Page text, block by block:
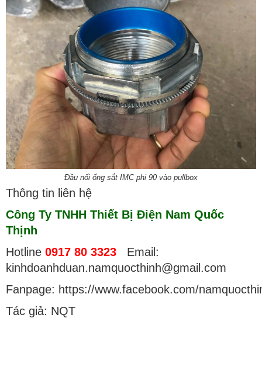
Đầu nối ống sắt IMC phi 90 vào pullbox
Thông tin liên hệ
Công Ty TNHH Thiết Bị Điện Nam Quốc
Thịnh
Hotline 0917 80 3323 Email:
kinhdoanhduan.namquocthinh@gmail.com
Fanpage: https://www.facebook.com/
Tác giả: NQT